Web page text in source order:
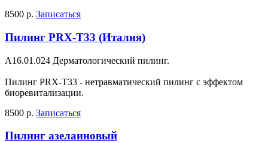
8500 р. Записаться
Пилинг PRX-T33 (Италия)
A16.01.024 Дерматологический пилинг.
Пилинг PRX-T33 - нетравматический пилинг с эффектом
биоревитализации.
8500 р. Записаться
Пилинг азелаиновый